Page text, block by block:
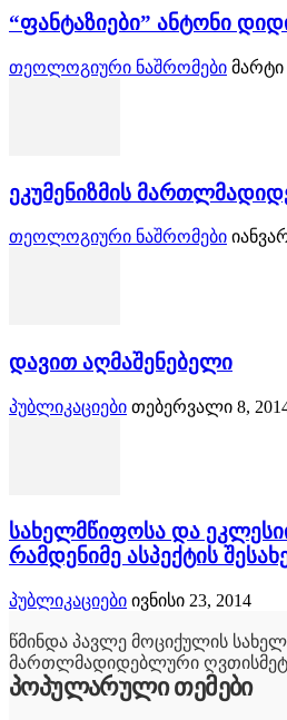
“ფანტაზიები” ანტონი
თეოლოგიური ნაშრომები მარტი
ეკუმენიზმის
თეოლოგიური ნაშრომები
დავით აღმაშენებელი
პუბლიკაციები თებერვალი 8,
სახელმწიფოსა და
რამდენიმე ასპექტის
პუბლიკაციები ივნისი 23, 2014
წმინდა პავლე მოციქულის
მართლმადიდებლური
პოპულარული თემები